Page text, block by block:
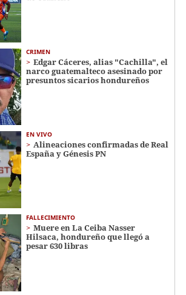
CRIMEN
Edgar Cáceres, alias "Cachilla", el
narco guatemalteco asesinado por
presuntos sicarios hondureños
EN VIVO
Alineaciones confirmadas de Real
España y Génesis PN
FALLECIMIENTO
Muere en La Ceiba Nasser
Hilsaca, hondureño que llegó a
pesar 630 libras